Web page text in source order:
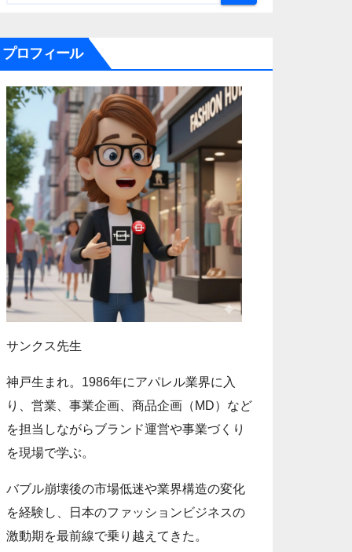
プロフィール
サンクス先生
神戸生まれ。1986年にアパレル業界に入
り、営業、事業企画、商品企画（MD）など
を担当しながらブランド運営や事業づくり
を現場で学ぶ。
バブル崩壊後の市場低迷や業界構造の変化
を経験し、日本のファッションビジネスの
激動期を最前線で乗り越えてきた。